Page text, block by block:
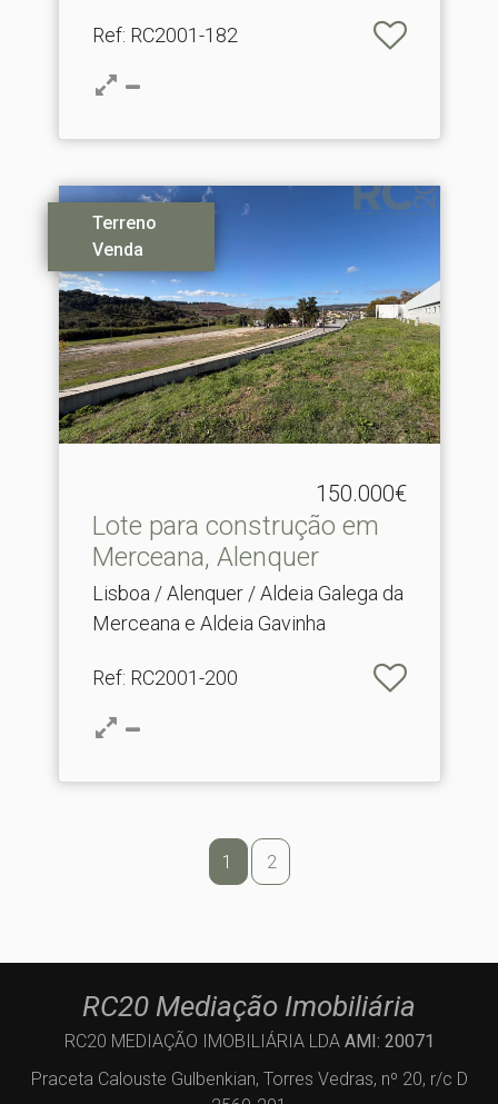
Ref: RC2001-182
Terreno
Venda
150.000€
Lote para construção em
Merceana, Alenquer
Lisboa / Alenquer / Aldeia Galega da
Merceana e Aldeia Gavinha
Ref: RC2001-200
1 2
RC20 Mediação Imobiliária
RC20 MEDIAÇÃO IMOBILIÁRIA LDA AMI: 20071
Praceta Calouste Gulbenkian, Torres Vedras, nº 20, r/c D